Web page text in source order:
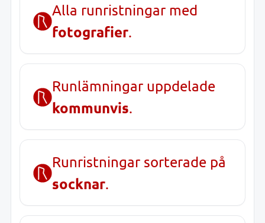
Alla runristningar med
fotografier.
Runlämningar uppdelade
kommunvis.
Runristningar sorterade på
socknar.